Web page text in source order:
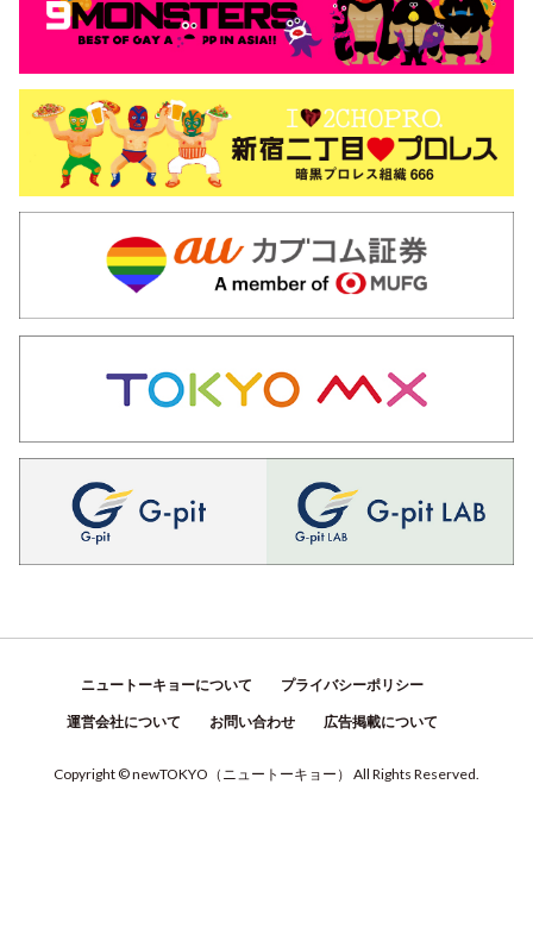
ニュートーキョーについて プライバシーポリシー
運営会社について お問い合わせ 広告掲載について
Copyright © newTOKYO （ ニュートーキョー ） All Rights Reserved.